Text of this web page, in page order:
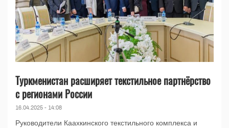
Туркменистан расширяет текстильное партнёрство
с регионами России
16.04.2025 - 14:08
Руководители Каахкинского текстильного комплекса и